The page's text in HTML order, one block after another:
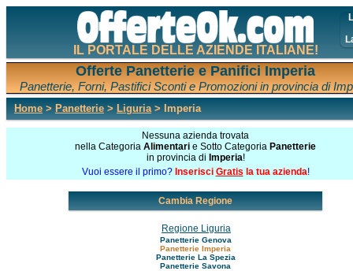
IL PORTALE DELLE AZIENDE ITALIANE!
Offerte Panetterie e Panifici Imperia
Panetterie, Forni, Pastifici Sconti e Promozioni in provincia di
Home > Panetterie > Liguria> Imperia
Nessuna azienda trovata
nella Categoria Alimentari e Sotto Categoria Panetterie
in provincia di Imperia!
Vuoi essere il primo? Inserisci Gratis la tua azienda!
Cambia Regione
Regione Liguria
Panetterie Genova
Panetterie Imperia
Panetterie La Spezia
Panetterie Savona